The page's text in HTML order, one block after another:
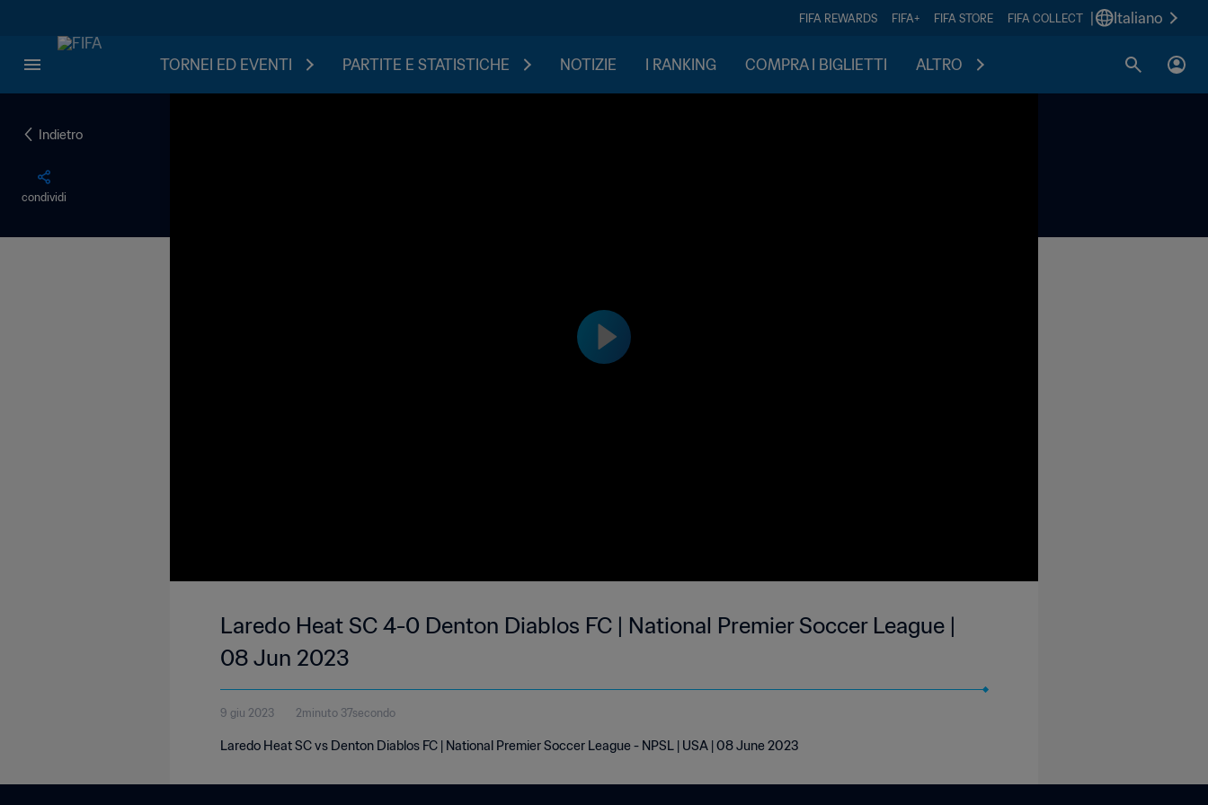
FIFA REWARDS FIFA+ FIFA STORE FIFA COLLECT Italiano
TORNEI ED EVENTI PARTITE E STATISTICHE NOTIZIE I RANKING COMPRA I BIGLIETTI ALTRO
Indietro
condividi
Laredo Heat SC 4-0 Denton Diablos FC | National Premier Soccer League |
08 Jun 2023
9 giu 2023 2minuto 37secondo
Laredo Heat SC vs Denton Diablos FC | National Premier Soccer League - NPSL | USA | 08 June 2023